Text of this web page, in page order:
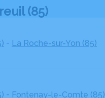
(85)
- La Roche-sur-Yon (85)
- Fontenay-le-Comte (85)